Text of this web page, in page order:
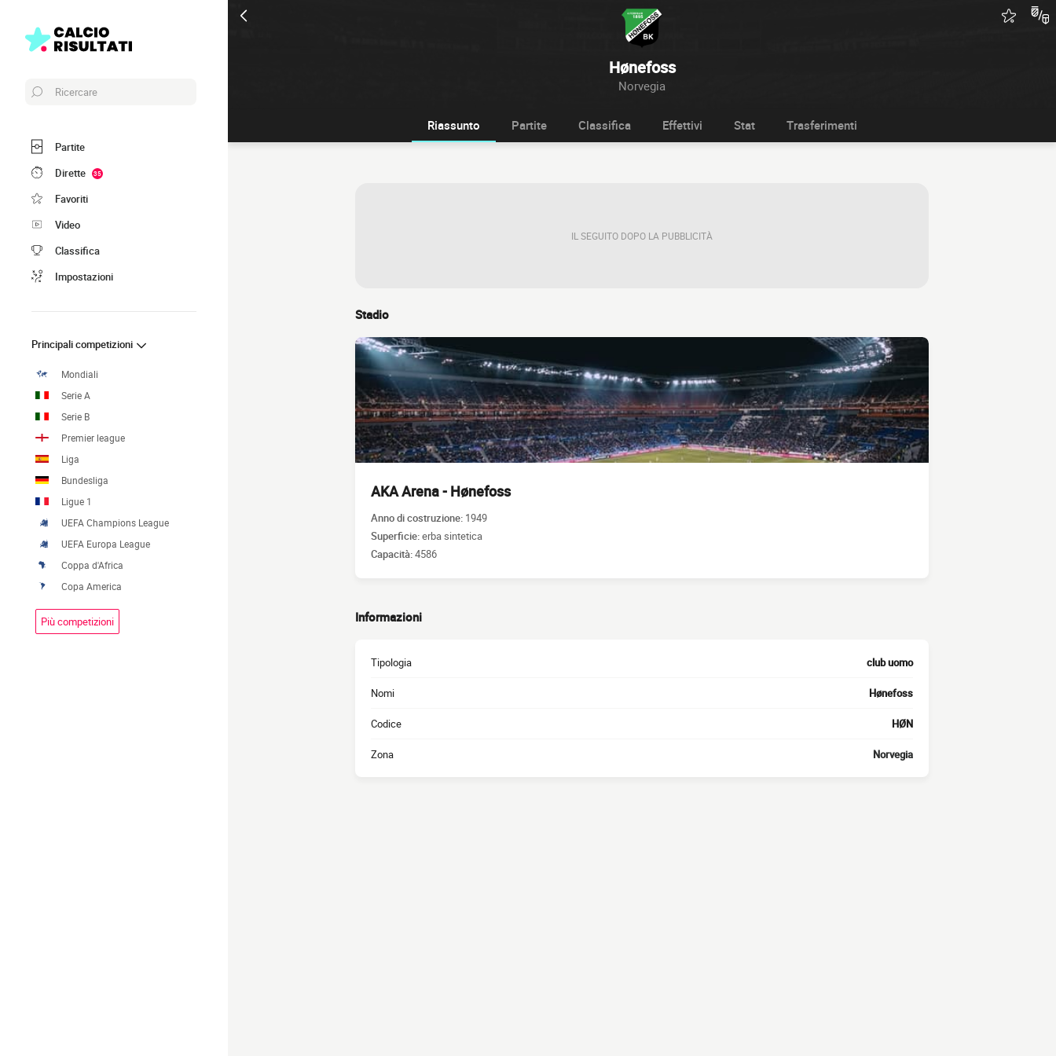
Hønefoss
Norvegia
Ricercare
Partite
Dirette
35
Favoriti
Video
Classifica
Impostazioni
Principali competizioni
Mondiali
Serie A
Serie B
Premier league
Liga
Bundesliga
Ligue 1
UEFA Champions League
UEFA Europa League
Coppa d'Africa
Copa America
Più competizioni
Riassunto Partite Classifica Effettivi Stat Trasferimenti
IL SEGUITO DOPO LA PUBBLICITÀ
Stadio
AKA Arena - Hønefoss
Anno di costruzione: 1949
Superficie:erba sintetica
Capacità:4586
Informazioni
Tipologia club uomo
Nomi Hønefoss
Codice HØN
Zona Norvegia